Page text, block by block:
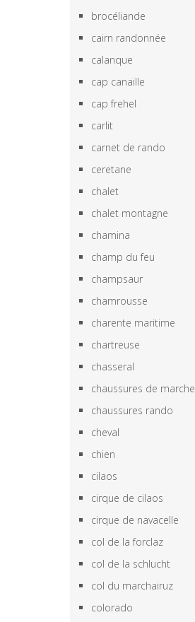
brocéliande
cairn randonnée
calanque
cap canaille
cap frehel
carlit
carnet de rando
ceretane
chalet
chalet montagne
chamina
champ du feu
champsaur
chamrousse
charente maritime
chartreuse
chasseral
chaussures de marche
chaussures rando
cheval
chien
cilaos
cirque de cilaos
cirque de navacelle
col de la forclaz
col de la schlucht
col du marchairuz
colorado